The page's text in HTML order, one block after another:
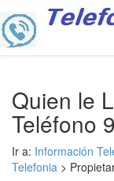
Quien le
Teléfono
Ir a: Información
Telefonia >